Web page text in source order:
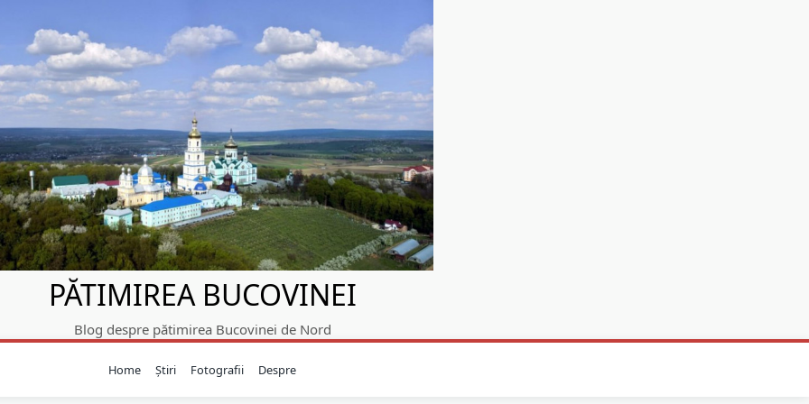
PĂTIMIREA BUCOVINEI
Blog despre pătimirea Bucovinei de Nord
Home Știri Fotografii Despre